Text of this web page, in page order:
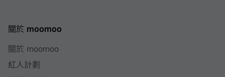
關於 moomoo
關於 moomoo
紅人計劃